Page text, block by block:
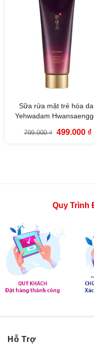
Sữa rửa mặt trẻ hóa da
Yehwadam
Cleanser The Face Shop
799.000₫ Giá
499.000 ₫
Quy Trình
Hỗ Trợ